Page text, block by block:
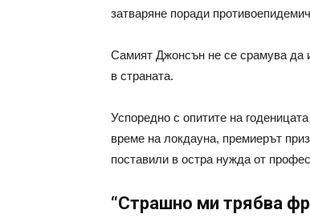
затваряне поради
Самият Джонсън не се срамува да
в страната.
Успоредно с опитите на
време на локдауна, премиерът
поставили в остра нужда от
“Страшно ми трябва